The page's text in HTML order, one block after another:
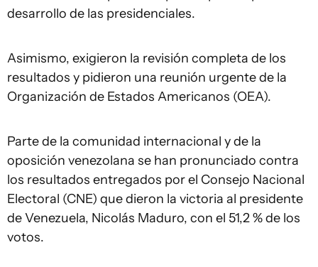
desarrollo de las presidenciales.
Asimismo, exigieron la revisión completa de los
resultados y pidieron una reunión urgente de la
Organización de Estados Americanos (OEA).
Parte de la comunidad internacional y de la
oposición venezolana se han pronunciado contra
los resultados entregados por el Consejo Nacional
Electoral (CNE) que dieron la victoria al presidente
de Venezuela, Nicolás Maduro, con el 51,2 % de los
votos.